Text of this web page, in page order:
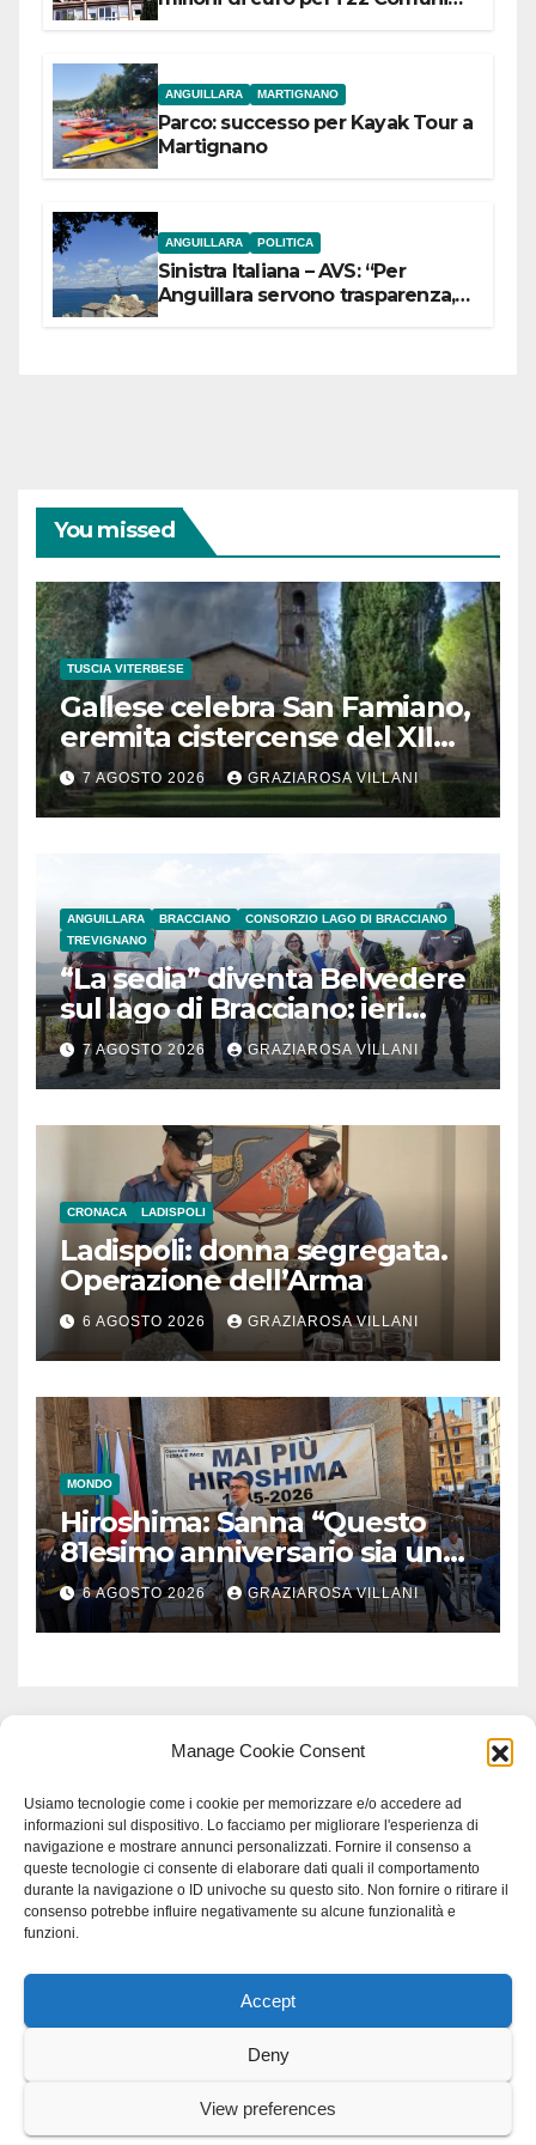
Manage Cookie Consent
Usiamo tecnologie come i cookie per memorizzare e/o accedere ad
informazioni sul dispositivo. Lo facciamo per migliorare l'esperienza di
navigazione e mostrare annunci personalizzati. Fornire il consenso a
queste tecnologie ci consente di elaborare dati quali il comportamento
durante la navigazione o ID univoche su questo sito. Non fornire o ritirare il
consenso potrebbe influire negativamente su alcune funzionalità e
funzioni.
Accept
Deny
View preferences
ANGUILLARA MARTIGNANO
Parco: successo per Kayak Tour a
Martignano
ANGUILLARA POLITICA
Sinistra Italiana – AVS: “Per
Anguillara servono trasparenza,
You missed
TUSCIA VITERBESE
Gallese celebra San Famiano,
eremita cistercense del XII
secolo
7 AGOSTO 2026 GRAZIAROSA VILLANI
ANGUILLARA BRACCIANO
CONSORZIO LAGO DI BRACCIANO
TREVIGNANO
“La sedia” diventa Belvedere
sul lago di Bracciano: ieri
l’inaugurazione
7 AGOSTO 2026 GRAZIAROSA VILLANI
CRONACA LADISPOLI
Ladispoli: donna segregata.
Operazione dell’Arma
6 AGOSTO 2026 GRAZIAROSA VILLANI
MONDO
Hiroshima: Sanna “Questo
81esimo anniversario sia un
monito per tutti”
6 AGOSTO 2026 GRAZIAROSA VILLANI
Proudly powered by WordPress|Tema: Newspaperex di
Scienzastudio specialistico bracciano